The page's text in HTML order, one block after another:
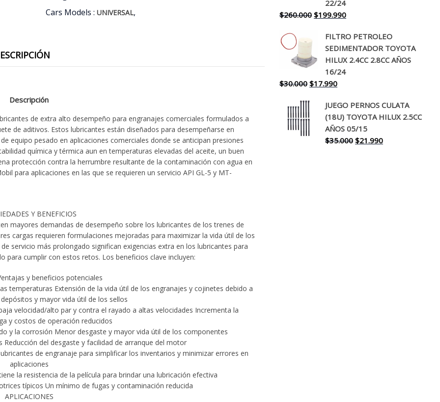
Cars Models :UNIVERSAL,
Descripción
de extra alto desempeño para engranajes comerciales formulados a
de aditivos. Estos lubricantes están diseñados para desempeñarse en
equipo pesado en aplicaciones comerciales donde se anticipan presiones
química y térmica aun en temperaturas elevadas del aceite, un buen
protección contra la herrumbre resultante de la contaminación con agua en
para aplicaciones en las que se requieren un servicio API GL-5 y MT-
Y BENEFICIOS
mayores demandas de desempeño sobre los lubricantes de los trenes de
cargas requieren formulaciones mejoradas para maximizar la vida útil de los
servicio más prolongado significan exigencias extra en los lubricantes para
para cumplir con estos retos. Los beneficios clave incluyen:
y beneficios potenciales
temperaturas Extensión de la vida útil de los engranajes y cojinetes debido a
y mayor vida útil de los sellos
velocidad/alto par y contra el rayado a altas velocidades Incrementa la
y costos de operación reducidos
y la corrosión Menor desgaste y mayor vida útil de los componentes
del desgaste y facilidad de arranque del motor
de engranaje para simplificar los inventarios y minimizar errores en
aplicaciones
la resistencia de la película para brindar una lubricación efectiva
típicos Un mínimo de fugas y contaminación reducida
APLICACIONES
22/24
$260.000 El
original
era:
$260.000.
$199.990El
actual
es:
$199.990.
FILTRO PETROLEO
SEDIMENTADOR TOYOTA
HILUX 2.4CC 2.8CC AÑOS
16/24
$30.000 El
original
era:
$30.000.
$17.990El
actual
es:
$17.990.
JUEGO PERNOS CULATA
(18U) TOYOTA HILUX 2.5CC
AÑOS 05/15
$35.000 El
$21.990El